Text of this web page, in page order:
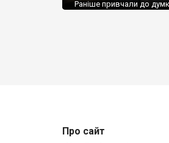
Раніше привчали до
інформ.довідки
Про сайт